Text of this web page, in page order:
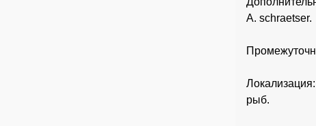
A. schraetser.
рыб.